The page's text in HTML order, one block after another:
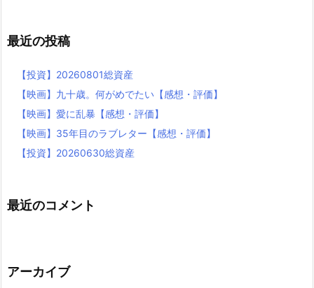
最近の投稿
【投資】20260801総資産
【映画】九十歳。何がめでたい【感想・評価】
【映画】愛に乱暴【感想・評価】
【映画】35年目のラブレター【感想・評価】
【投資】20260630総資産
最近のコメント
アーカイブ